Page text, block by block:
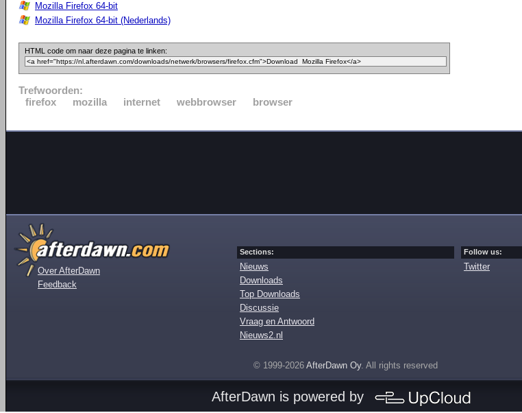
Mozilla Firefox 64-bit
Mozilla Firefox 64-bit (Nederlands)
HTML code om naar deze pagina te linken:
Trefwoorden:
firefox
mozilla internet webbrowser browser
Over AfterDawn
Feedback
Sections:
Nieuws
Downloads
Top Downloads
Discussie
Vraag en Antwoord
Nieuws2.nl
Follow us:
Twitter
© 1999-2026 AfterDawn Oy. All rights reserved
AfterDawn is powered by